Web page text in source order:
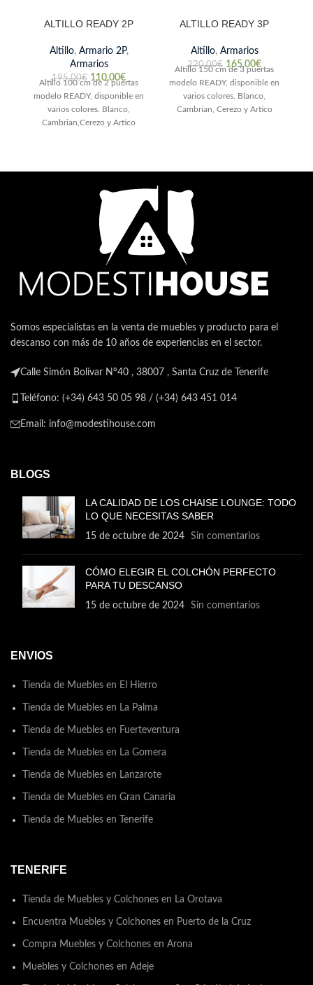
ALTILLO READY 2P
Altillo, Armario 2P,
Armarios
195.00€ 110.00€
Altillo 100 cm de 2 puertas
modelo READY, disponible en
varios colores. Blanco,
Cambrian,Cerezo y Artico
ALTILLO READY 3P
Altillo, Armarios
220.00€ 165.00€
Altillo 150 cm de 3 puertas
modelo READY, disponible en
varios colores. Blanco,
Cambrian, Cerezo y Artico
Somos especialistas en la venta de muebles y producto para el
descanso con más de 10 años de experiencias en el sector.
Calle Simón Bolívar Nº40 , 38007 , Santa Cruz de Tenerife
Teléfono: (+34) 643 50 05 98 / (+34) 643 451 014
Email: info@modestihouse.com
BLOGS
LA CALIDAD DE LOS CHAISE LOUNGE: TODO
LO QUE NECESITAS SABER
15 de octubre de 2024 Sin comentarios
CÓMO ELEGIR EL COLCHÓN PERFECTO
PARA TU DESCANSO
15 de octubre de 2024 Sin comentarios
ENVIOS
Tienda de Muebles en El Hierro
Tienda de Muebles en La Palma
Tienda de Muebles en Fuerteventura
Tienda de Muebles en La Gomera
Tienda de Muebles en Lanzarote
Tienda de Muebles en Gran Canaria
Tienda de Muebles en Tenerife
TENERIFE
Tienda de Muebles y Colchones en La Orotava
Encuentra Muebles y Colchones en Puerto de la Cruz
Compra Muebles y Colchones en Arona
Muebles y Colchones en Adeje